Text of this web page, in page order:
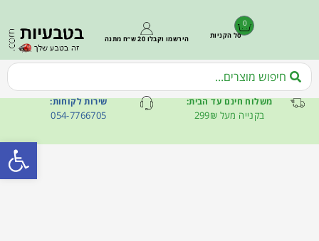
0
סל הקניות הירשמו וקבלו 20 ש״ח מתנה
משלוח חינם עד הבית:
בקנייה מעל 299₪
שירות לקוחות:
054-7766705
פתח